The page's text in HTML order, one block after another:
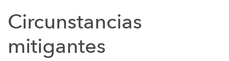
HERBICIDA ROUNDUP (GLIFOSATO)
POLVO DE TALCO / TALCO
Circunstancias
mitigantes